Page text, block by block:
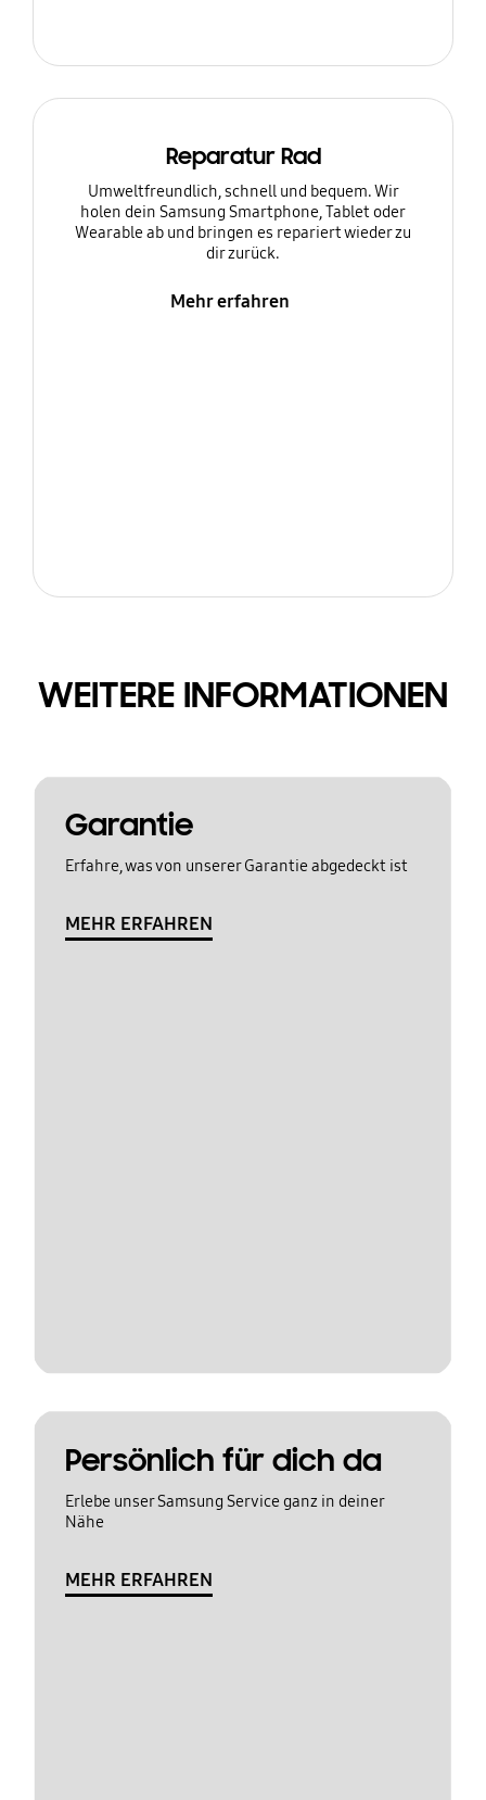
Reparatur Rad
Umweltfreundlich, schnell und bequem. Wir
holen dein Samsung Smartphone, Tablet oder
Wearable ab und bringen es repariert wieder zu
dir zurück.
Mehr erfahren
WEITERE INFORMATIONEN
Garantie
Erfahre, was von unserer Garantie abgedeckt ist
MEHR ERFAHREN
Persönlich für dich da
Erlebe unser Samsung Service ganz in deiner
Nähe
MEHR ERFAHREN